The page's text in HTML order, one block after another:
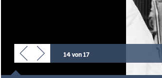
14 von 17